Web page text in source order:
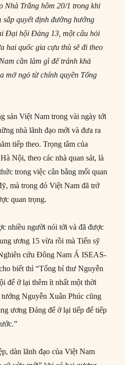
Nhà Trắng hôm 20/1 trong khi
sắp quyết định đường hướng
Đại hội Đảng 13, một câu hỏi
hai quốc gia cựu thù sẽ đi theo
cần làm gì để tránh khả
mở ngỏ từ chính quyền Tổng
sản Việt Nam trong vài ngày tới
nhà lãnh đạo mới và đưa ra
tiếp theo. Trọng tâm của
Nội, theo các nhà quan sát, là
trong việc cân bằng mối quan
mà trong đó Việt Nam đã trở
quan trọng.
nhiều người nói tới và đã được
ương 15 vừa rồi mà Tiến sỹ
cứu Đông Nam Á ISEAS-
biết thì “Tổng bí thư Nguyễn
để ở lại thêm ít nhất một thời
Nguyễn Xuân Phúc cũng
ương Đảng để ở lại tiếp để tiếp
dàn lãnh đạo của Việt Nam